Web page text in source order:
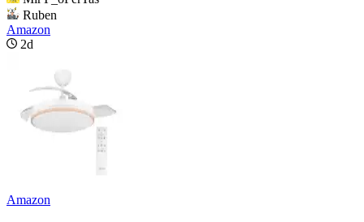
Ruben
Amazon
2d
Amazon